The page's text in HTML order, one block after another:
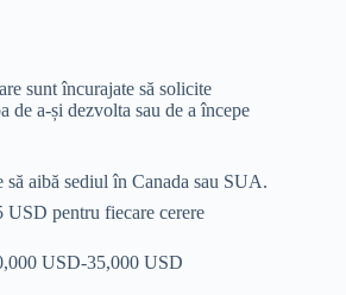
sunt încurajate să solicite
de a-și dezvolta sau de a începe
aibă sediul în Canada sau SUA.
USD pentru fiecare cerere
USD-35,000 USD